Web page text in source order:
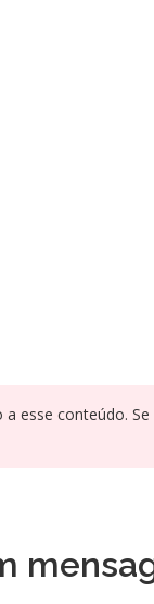
esse conteúdo. Se